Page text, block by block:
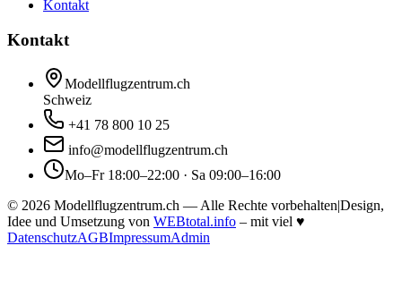
Kontakt
Kontakt
Modellflugzentrum.ch
Schweiz
+41 78 800 10 25
info@modellflugzentrum.ch
Mo–Fr 18:00–22:00 · Sa 09:00–16:00
© 2026 Modellflugzentrum.ch — Alle Rechte vorbehalten|Design,
Idee und Umsetzung von WEBtotal.info – mit viel ♥
DatenschutzAGBImpressumAdmin